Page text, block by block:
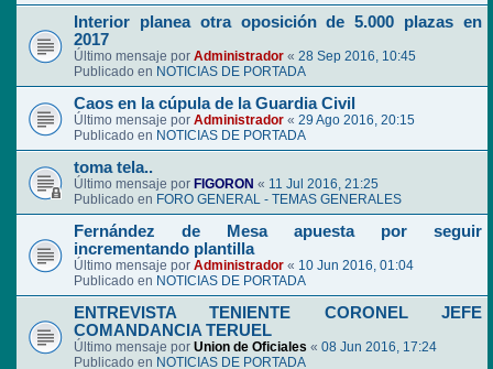
Interior planea otra oposición de 5.000 plazas en
2017
Último mensaje por Administrador « 28 Sep 2016, 10:45
Publicado en NOTICIAS DE PORTADA
Caos en la cúpula de la Guardia Civil
Último mensaje por Administrador « 29 Ago 2016, 20:15
Publicado en NOTICIAS DE PORTADA
toma tela..
Último mensaje por FIGORON « 11 Jul 2016, 21:25
Publicado en FORO GENERAL - TEMAS GENERALES
Fernández de Mesa apuesta por seguir
incrementando plantilla
Último mensaje por Administrador « 10 Jun 2016, 01:04
Publicado en NOTICIAS DE PORTADA
ENTREVISTA TENIENTE CORONEL JEFE
COMANDANCIA TERUEL
Último mensaje por Union de Oficiales « 08 Jun 2016, 17:24
Publicado en NOTICIAS DE PORTADA